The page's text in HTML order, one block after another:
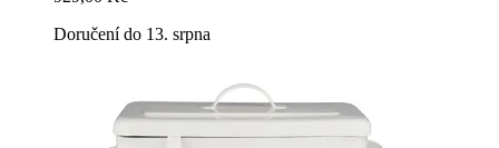
Doručení do 13. srpna